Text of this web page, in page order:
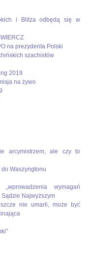
i Blitza odbędą się w
na prezydenta Polski
szachistów
2019
na żywo
arcymistrzem, ale czy to
do Waszyngtonu
wymagań
Najwyższym
nie umarli, może być